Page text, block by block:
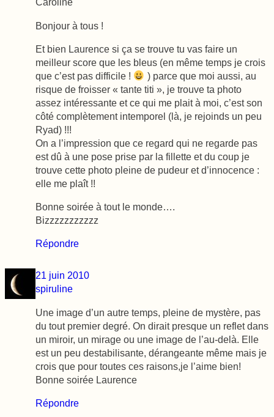
Bonjour à tous !
Et bien Laurence si ça se trouve tu vas faire un
meilleur score que les bleus (en même temps je crois
que c’est pas difficile !
) parce que moi aussi, au
risque de froisser « tante titi », je trouve ta photo
assez intéressante et ce qui me plait à moi, c’est son
côté complètement intemporel (là, je rejoinds un peu
Ryad) !!!
On a l’impression que ce regard qui ne regarde pas
est dû à une pose prise par la fillette et du coup je
trouve cette photo pleine de pudeur et d’innocence :
elle me plaît !!
Bonne soirée à tout le monde….
Bizzzzzzzzzzz
Répondre
21 juin 2010
spiruline
Une image d’un autre temps, pleine de mystère, pas
du tout premier degré. On dirait presque un reflet dans
un miroir, un mirage ou une image de l’au-delà. Elle
est un peu destabilisante, dérangeante même mais je
crois que pour toutes ces raisons,je l’aime bien!
Bonne soirée Laurence
Répondre